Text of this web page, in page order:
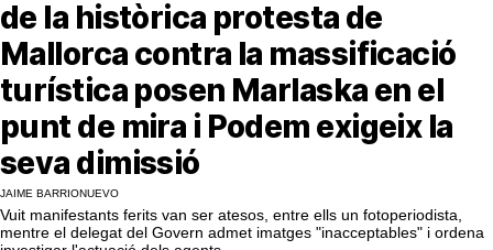
MésQueSuccessos
MésQueMercats
JudiciExprés
INVESTIGACIÓ
INTERNACIONAL
OPINIÓ
de la històrica protesta de
Mallorca contra la massificació
turística posen Marlaska en el
punt de mira i Podem exigeix la
seva dimissió
JAIME BARRIONUEVO
Vuit manifestants ferits van ser atesos, entre ells un fotoperiodista,
mentre el delegat del Govern admet imatges "inacceptables" i ordena